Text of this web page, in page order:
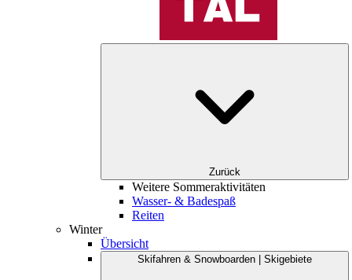
Zurück
Weitere Sommeraktivitäten
Wasser- & Badespaß
Reiten
Winter
Übersicht
Skifahren & Snowboarden | Skigebiete